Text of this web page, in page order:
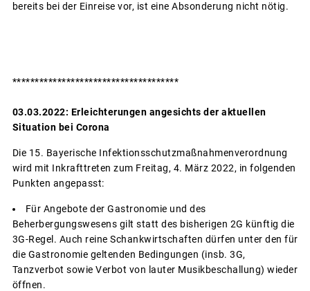
bereits bei der Einreise vor, ist eine Absonderung nicht nötig.
*************************************
03.03.2022: Erleichterungen angesichts der aktuellen
Situation bei Corona
Die 15. Bayerische Infektionsschutzmaßnahmenverordnung
wird mit Inkrafttreten zum Freitag, 4. März 2022, in folgenden
Punkten angepasst:
Für Angebote der Gastronomie und des
Beherbergungswesens gilt statt des bisherigen 2G künftig die
3G-Regel. Auch reine Schankwirtschaften dürfen unter den für
die Gastronomie geltenden Bedingungen (insb. 3G,
Tanzverbot sowie Verbot von lauter Musikbeschallung) wieder
öffnen.